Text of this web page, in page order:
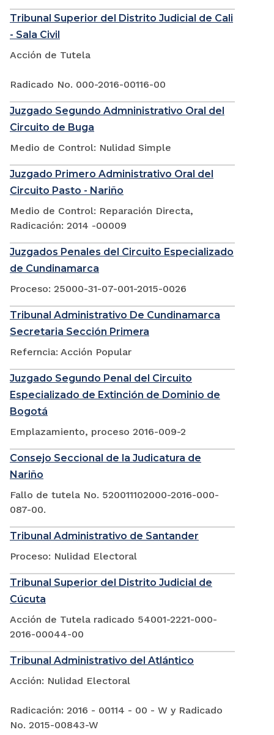
Tribunal Superior del Distrito Judicial de Cali
- Sala Civil
Acción de Tutela
Radicado No. 000-2016-00116-00
Juzgado Segundo Admninistrativo Oral del
Circuito de Buga
Medio de Control: Nulidad Simple
Juzgado Primero Administrativo Oral del
Circuito Pasto - Nariño
Medio de Control: Reparación Directa,
Radicación: 2014 -00009
Juzgados Penales del Circuito Especializado
de Cundinamarca
Proceso: 25000-31-07-001-2015-0026
Tribunal Administrativo De Cundinamarca
Secretaria Sección Primera
Referncia: Acción Popular
Juzgado Segundo Penal del Circuito
Especializado de Extinción de Dominio de
Bogotá
Emplazamiento, proceso 2016-009-2
Consejo Seccional de la Judicatura de
Nariño
Fallo de tutela No. 520011102000-2016-000-
087-00.
Tribunal Administrativo de Santander
Proceso: Nulidad Electoral
Tribunal Superior del Distrito Judicial de
Cúcuta
Acción de Tutela radicado 54001-2221-000-
2016-00044-00
Tribunal Administrativo del Atlántico
Acción: Nulidad Electoral
Radicación: 2016 - 00114 - 00 - W y Radicado
No. 2015-00843-W